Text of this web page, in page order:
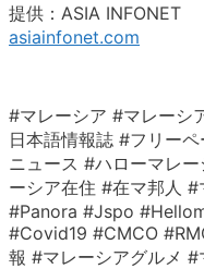
提供：ASIA INFONET
asiainfonet.com
#マレーシア #マレーシ
日本語情報誌 #フリー
ニュース #ハローマレ
ーシア在住 #在マ邦人
#Panora #Jspo
#Covid19 #CMCO
報 #マレーシアグルメ